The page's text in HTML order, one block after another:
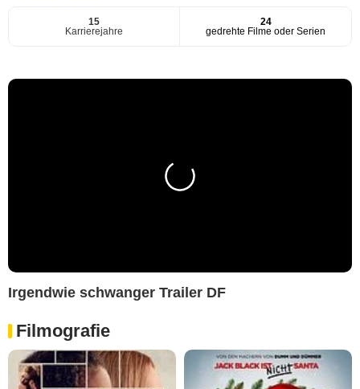
15
Karrierejahre
24
gedrehte Filme oder Serien
Irgendwie schwanger Trailer DF
Filmografie